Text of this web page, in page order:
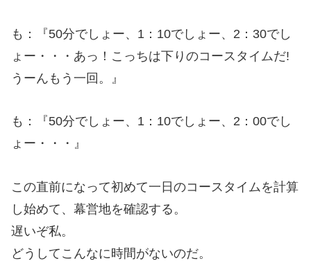
も：『50分でしょー、1：10でしょー、2：30でし
ょー・・・あっ！こっちは下りのコースタイムだ!
うーんもう一回。』
も：『50分でしょー、1：10でしょー、2：00でし
ょー・・・』
この直前になって初めて一日のコースタイムを計算
し始めて、幕営地を確認する。
遅いぞ私。
どうしてこんなに時間がないのだ。